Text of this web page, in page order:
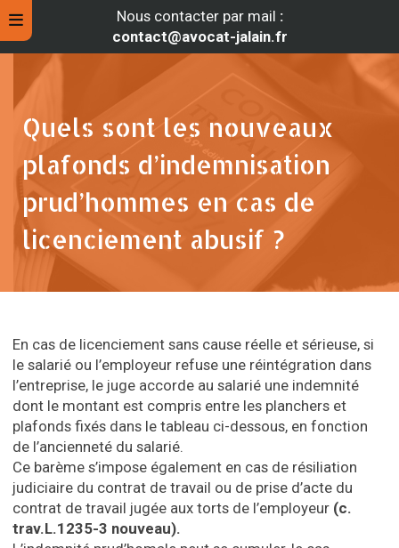
Nous contacter par mail :
contact@avocat-jalain.fr
Quels sont les nouveaux
plafonds d’indemnisation
prud’hommes en cas de
licenciement abusif ?
En cas de licenciement sans cause réelle et sérieuse, si
le salarié ou l’employeur refuse une réintégration dans
l’entreprise, le juge accorde au salarié une indemnité
dont le montant est compris entre les planchers et
plafonds fixés dans le tableau ci-dessous, en fonction
de l’ancienneté du salarié.
Ce barème s’impose également en cas de résiliation
judiciaire du contrat de travail ou de prise d’acte du
contrat de travail jugée aux torts de l’employeur (c.
trav.L.1235-3 nouveau).